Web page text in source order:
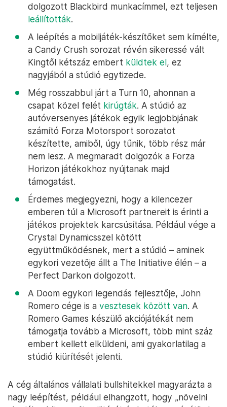
dolgozott Blackbird munkacímmel, ezt teljesen
leállították.
A leépítés a mobiljáték-készítőket sem kímélte,
a Candy Crush sorozat révén sikeressé vált
Kingtől kétszáz embert küldtek el, ez
nagyjából a stúdió egytizede.
Még rosszabbul járt a Turn 10, ahonnan a
csapat közel felét kirúgták. A stúdió az
autóversenyes játékok egyik legjobbjának
számító Forza Motorsport sorozatot
készítette, amiből, úgy tűnik, több rész már
nem lesz. A megmaradt dolgozók a Forza
Horizon játékokhoz nyújtanak majd
támogatást.
Érdemes megjegyezni, hogy a kilencezer
emberen túl a Microsoft partnereit is érinti a
játékos projektek karcsúsítása. Például vége a
Crystal Dynamicsszel kötött
együttműködésnek, mert a stúdió – aminek
egykori vezetője állt a The Initiative élén – a
Perfect Darkon dolgozott.
A Doom egykori legendás fejlesztője, John
Romero cége is a vesztesek között van. A
Romero Games készülő akciójátékát nem
támogatja tovább a Microsoft, több mint száz
embert kellett elküldeni, ami gyakorlatilag a
stúdió kiürítését jelenti.
A cég általános vállalati bullshitekkel magyarázta a
nagy leépítést, például elhangzott, hogy „növelni